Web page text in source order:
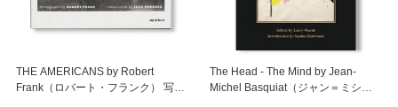
THE AMERICANS by Robert
Frank（ロバート・フランク） 写真
The Head - The Mind by Jean-
Michel Basquiat（ジャン＝ミシェ